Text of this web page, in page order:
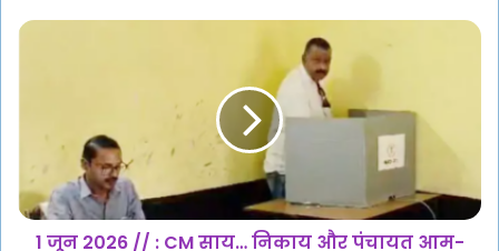
पर
कार्यकर्ता
हुए
शामिल
1
साय… निकाय
और पंचायत
आम-
उपचुनाव
1 जून 2026 // : CM साय… निकाय और पंचायत आम-